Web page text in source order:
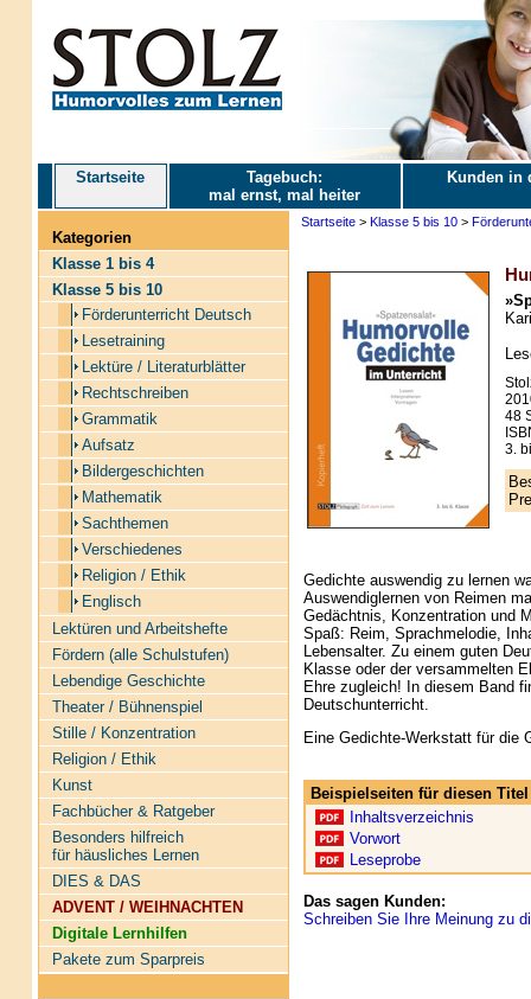
Startseite
Tagebuch:
mal ernst, mal heiter
Kunden in
Kategorien
Klasse 1 bis 4
Klasse 5 bis 10
Förderunterricht Deutsch
Lesetraining
Lektüre / Literaturblätter
Rechtschreiben
Grammatik
Aufsatz
Bildergeschichten
Mathematik
Sachthemen
Verschiedenes
Religion / Ethik
Englisch
Lektüren und Arbeitshefte
Fördern (alle Schulstufen)
Lebendige Geschichte
Theater / Bühnenspiel
Stille / Konzentration
Religion / Ethik
Kunst
Fachbücher & Ratgeber
Besonders hilfreich
für häusliches Lernen
DIES & DAS
ADVENT / WEIHNACHTEN
Digitale Lernhilfen
Pakete zum Sparpreis
Startseite> Klasse 5 bis 10>
48
3.
Gedichte auswendig zu lernen
Auswendiglernen von Reimen
Gedächtnis, Konzentration und
Spaß: Reim, Sprachmelodie,
Lebensalter. Zu einem guten
Klasse oder der versammelten
Ehre zugleich! In diesem Band
Deutschunterricht.
Eine Gedichte-Werkstatt für die
Beispielseiten für diesen
Inhaltsverzeichnis
Vorwort
Leseprobe
Das sagen Kunden:
Schreiben Sie Ihre Meinung zu